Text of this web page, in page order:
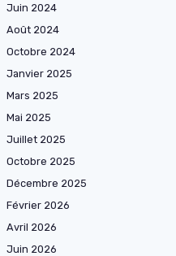
Juin 2024
Août 2024
Octobre 2024
Janvier 2025
Mars 2025
Mai 2025
Juillet 2025
Octobre 2025
Décembre 2025
Février 2026
Avril 2026
Juin 2026